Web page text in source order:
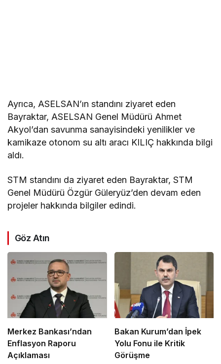
Ayrıca, ASELSAN’ın standını ziyaret eden
Bayraktar, ASELSAN Genel Müdürü Ahmet
Akyol’dan savunma sanayisindeki yenilikler ve
kamikaze otonom su altı aracı KILIÇ hakkında bilgi
aldı.
STM standını da ziyaret eden Bayraktar, STM
Genel Müdürü Özgür Güleryüz’den devam eden
projeler hakkında bilgiler edindi.
Göz Atın
Merkez Bankası’ndan
Enflasyon Raporu
Açıklaması
Bakan Kurum’dan İpek
Yolu Fonu ile Kritik
Görüşme